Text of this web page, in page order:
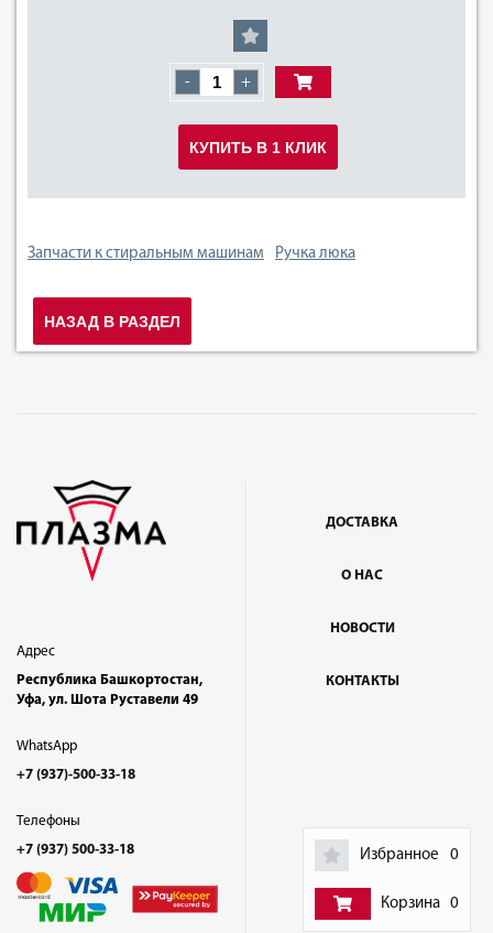
Избранное 0
Корзина 0
- +
КУПИТЬ В 1 КЛИК
Запчасти к стиральным машинам Ручка люка
НАЗАД В РАЗДЕЛ
Адрес
Республика Башкортостан,
Уфа, ул. Шота Руставели 49
WhatsApp
+7 (937)-500-33-18
Телефоны
+7 (937) 500-33-18
ДОСТАВКА
О НАС
НОВОСТИ
КОНТАКТЫ